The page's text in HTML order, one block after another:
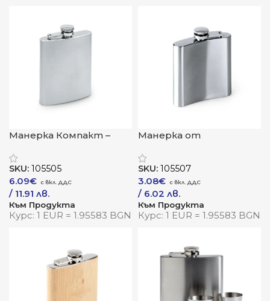
Манерка Компакт –
сатенено покритие
SKU: 105505
6.09€
/ 11.91 лв.
Към Продукта
Курс: 1 EUR = 1.95583 BGN
Манерка от
SKU: 105507
3.08€
/ 6.02 лв.
Към Продукта
Курс: 1 EUR = 1.95583 BGN